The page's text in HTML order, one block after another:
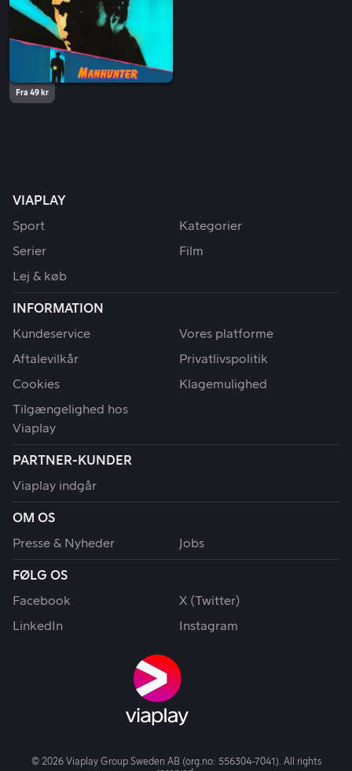
Fra 49 kr
VIAPLAY
Sport
Kategorier
Serier
Film
Lej & køb
INFORMATION
Kundeservice
Vores platforme
Aftalevilkår
Privatlivspolitik
Cookies
Klagemulighed
Tilgængelighed hos
Viaplay
PARTNER-KUNDER
Viaplay indgår
OM OS
Presse & Nyheder
Jobs
FØLG OS
Facebook
X (Twitter)
LinkedIn
Instagram
© 2026 Viaplay Group Sweden AB (org.no: 556304-7041). All rights